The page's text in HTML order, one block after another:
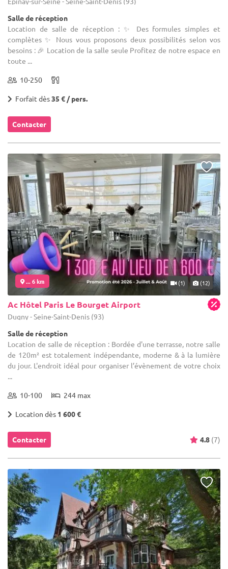
Salle de réception
Location de salle de réception : ✨ Des formules simples et
complètes ✨ Nous vous proposons deux possibilités selon vos
besoins : 🎉 Location de la salle seule Profitez de notre espace en
toute ...
10-250
Forfait dès35 € / pers.
Contacter
... 6 km (1) (12)
Ac Hôtel Paris Le Bourget Airport
Dugny - Seine-Saint-Denis (93)
Salle de réception
Location de salle de réception : Bordée d'une terrasse, notre salle
de 120m² est totalement indépendante, moderne & à la lumière
du jour. L'endroit idéal pour organiser l’évènement de votre choix
10-100 244 max
Location dès 1 600 €
Contacter 4.8 (7)